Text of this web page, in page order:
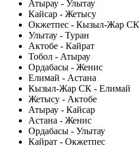
Атырау - Улытау
Кайсар - Жетысу
Окжетпес - Кызыл-Жар СК
Улытау - Туран
Актобе - Кайрат
Тобол - Атырау
Ордабасы - Женис
Елимай - Астана
Кызыл-Жар СК - Елимай
Жетысу - Актобе
Атырау - Кайсар
Астана - Женис
Ордабасы - Улытау
Кайрат - Окжетпес